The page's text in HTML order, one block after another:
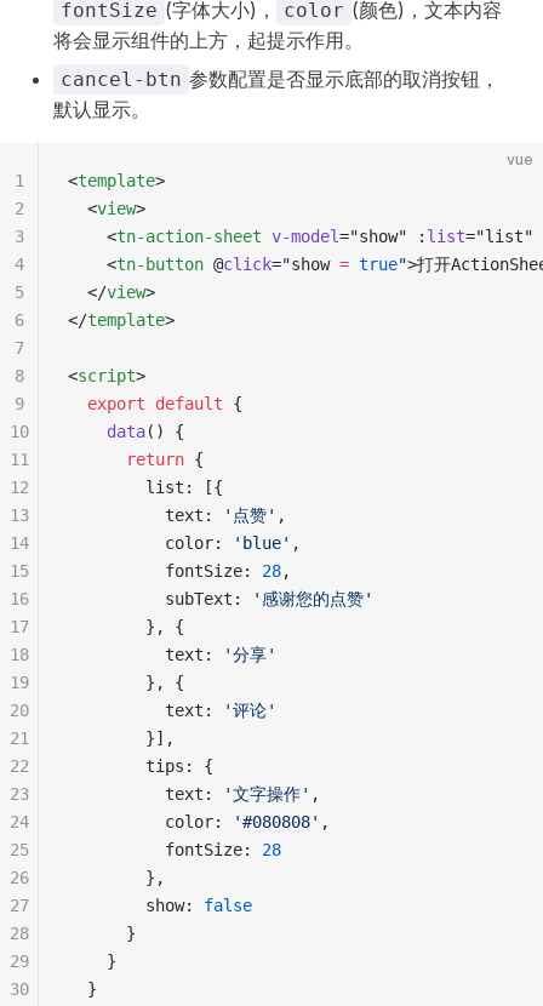
fontSize (字体大小)， color (颜色)，文本内容
将会显示组件的上方，起提示作用。
cancel-btn 参数配置是否显示底部的取消按钮，
默认显示。
vue
<template>
  <
view>
    <
tn-action-sheet v-model="show" : list="list"
    <
tn-button @click="show = true">打开
  </
view>
</template>
<script>
  export
default {
    data
() {
      return
{
        list: [{
          text:
'点赞' ,
          color:
'blue' ,
          fontSize:
28,
          subText:
'感谢您的点赞'
        }, {
          text:
'分享'
        }, {
          text:
'评论'
        }],
        tips: {
          text:
'文字操作' ,
          color:
'#080808' ,
          fontSize:
28
        },
        show:
false
      }
    }
  }
1
2
3
4
5
6
7
8
9
10
11
12
13
14
15
16
17
18
19
20
21
22
23
24
25
26
27
28
29
30